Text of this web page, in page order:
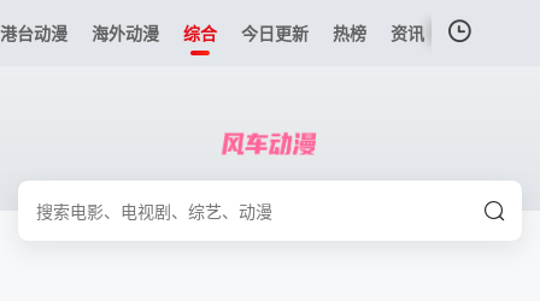
港台动漫 海外动漫 综合 今日更新 热榜 资讯